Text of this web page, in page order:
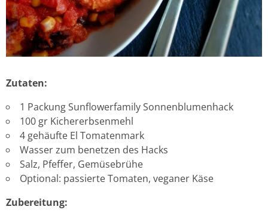
Zutaten:
1 Packung Sunflowerfamily Sonnenblumenhack
100 gr Kichererbsenmehl
4 gehäufte El Tomatenmark
Wasser zum benetzen des Hacks
Salz, Pfeffer, Gemüsebrühe
Optional: passierte Tomaten, veganer Käse
Zubereitung: